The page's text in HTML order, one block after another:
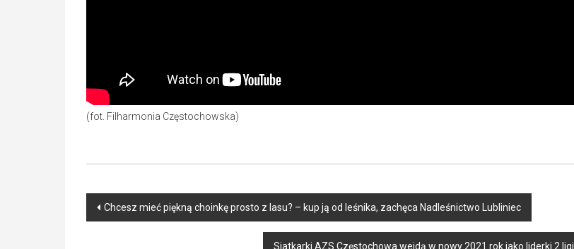
(fot. Filharmonia Częstochowska)
Post
Chcesz mieć piękną choinkę prosto z lasu? – kup ją od leśnika, zachęca Nadleśnictwo Lubliniec
Siatkarki AZS Częstochowa wejdą w nowy 2021 rok jako liderki 2 ligi